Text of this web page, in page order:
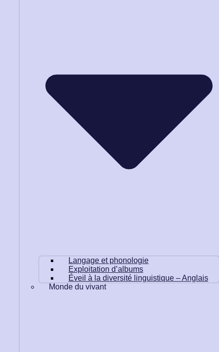
Langage et phonologie
Exploitation d’albums
Éveil à la diversité linguistique – Anglais
Monde du vivant